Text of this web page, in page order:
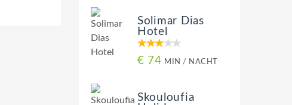
Solimar Dias
Hotel
€ 74 MIN / NACHT
Skouloufia